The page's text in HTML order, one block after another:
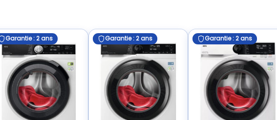
Garantie : 2 ans Garantie : 2 ans Garantie : 2 ans